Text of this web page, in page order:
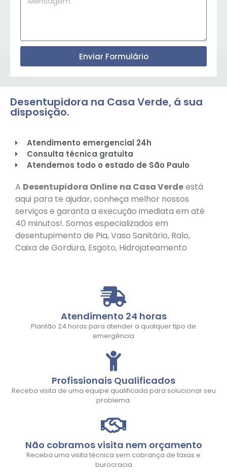
Enviar Formulário
Desentupidora na Casa Verde, á sua
disposição.
Atendimento emergencial 24h
Consulta técnica gratuita
Atendemos todo o estado de São Paulo
A Desentupidora Online na Casa Verdeestá
aqui para te ajudar, conheça melhor nossos
serviços e garanta a execução imediata em até
40 minutos!. Somos especializados em
desentupimento de Pia, Vaso Sanitário, Ralo,
Caixa de Gordura, Esgoto, Hidrojateamento
Atendimento 24 horas
Plantão 24 horas para atender a qualquer tipo de
emergência
Profissionais Qualificados
Receba visita de uma equipe qualificada para solucionar seu
problema.
Não cobramos visita nem orçamento
Receba uma visita técnica sem cobrança de taxas e
burocracia